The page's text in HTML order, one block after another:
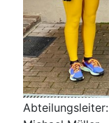
Abteilungsleiter: